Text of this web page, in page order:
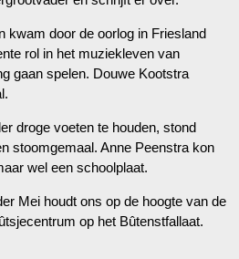
kwam door de oorlog in Friesland
rol in het muziekleven van
gaan spelen. Douwe Kootstra
droge voeten te houden, stond
stoomgemaal. Anne Peenstra kon
wel een schoolplaat.
Mei houdt ons op de hoogte van de
op het Bûtenstfallaat.